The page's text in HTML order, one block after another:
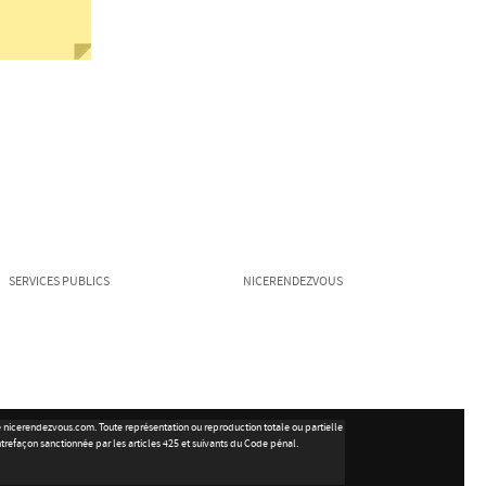
SERVICES PUBLICS NICERENDEZVOUS
Toute représentation ou reproduction totale ou partielle
sanctionnée par les articles 425 et suivants du Code pénal.